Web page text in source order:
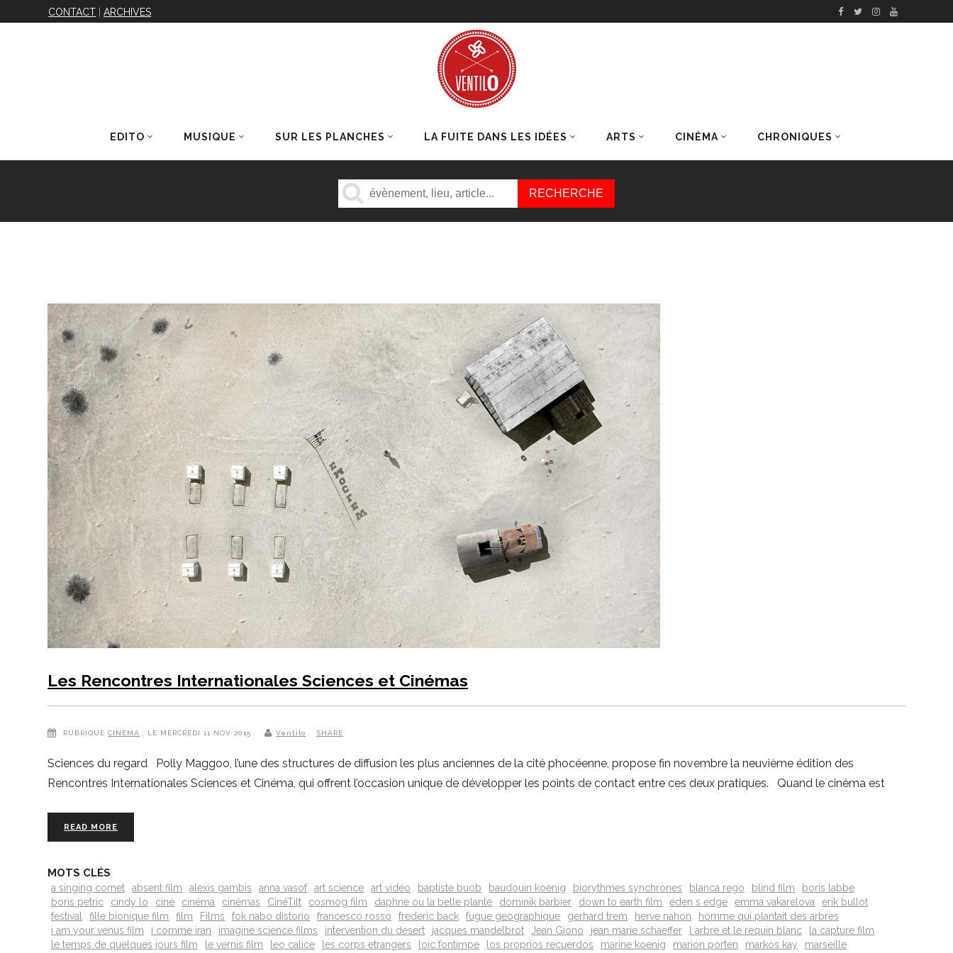
CONTACT |ARCHIVES
EDITO MUSIQUE SUR LES PLANCHES LA FUITE DANS LES IDÉES ARTS CINÉMA CHRONIQUES
DERNIERS ARTICLES
Les Rencontres Internationales Sciences et Cinémas
RUBRIQUE CINÉMA , LE MERCREDI 11 NOV 2015 Ventilo SHARE
Sciences du regard Polly Maggoo, l’une des structures de diffusion les plus anciennes de la cité phocéenne, propose fin novembre la neuvième édition des
Rencontres Internationales Sciences et Cinéma, qui offrent l’occasion unique de développer les points de contact entre ces deux pratiques. Quand le cinéma est
READ MORE
MOTS CLÉS
a singing comet absent film alexis gambis anna vasof art science art vidéo baptiste buob baudouin koenig biorythmes synchrones blanca rego blind film
boris labbe
boris petric
cindy lo ciné cinéma cinémas CinéTilt cosmog film daphne ou la belle plante dominik barbier down to earth film eden s edge emma vakarelova
erik bullot
festival
fille bionique film film Films fok nabo distorio francesco rosso frederic back fugue geographique gerhard trem herve nahon
homme qui plantait des arbres
i am your venus film
i comme iran imagine science films intervention du désert jacques mandelbrot Jean Giono jean marie schaeffer l arbre et le requin blanc
la capture film
le temps de quelques jours film
le vernis film leo calice les corps etrangers loic fontimpe los proprios recuerdos marine koenig marion porten markos kay marseille